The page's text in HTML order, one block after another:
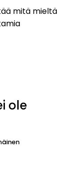
mitä mieltä
ole